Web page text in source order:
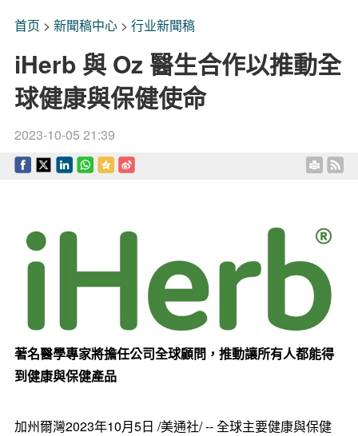
首页 > 新聞稿中心> 行业新聞稿
iHerb 與 Oz 醫生合作以推動全
球健康與保健使命
2023-10-05 21:39
著名醫學專家將擔任公司全球顧問，推動讓所有人都能得
到健康與保健產品
加州爾灣2023年10月5日 /美通社/ -- 全球主要健康與保健